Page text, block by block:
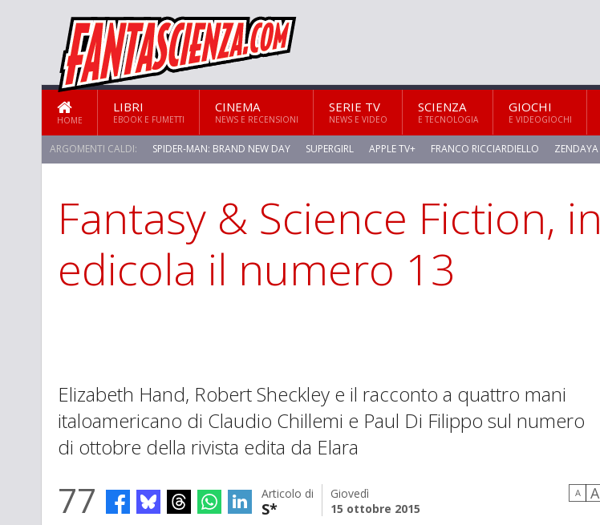
HOME
LIBRI
EBOOK E FUMETTI
CINEMA
NEWS E RECENSIONI
SERIE TV
NEWS E VIDEO
SCIENZA
E TECNOLOGIA
GIOCHI
E VIDEOGIOCHI
ARGOMENTI CALDI: SPIDER-MAN: BRAND NEW DAY SUPERGIRL APPLE TV+ FRANCO RICCIARDIELLO ZENDAYA
Fantasy & Science Fiction, in
edicola il numero 13
Elizabeth Hand, Robert Sheckley e il racconto a quattro mani
italoamericano di Claudio Chillemi e Paul Di Filippo sul numero
di ottobre della rivista edita da Elara
77 Articolo di
S*
Giovedì
15 ottobre 2015
A A